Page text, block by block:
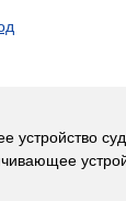
устройство